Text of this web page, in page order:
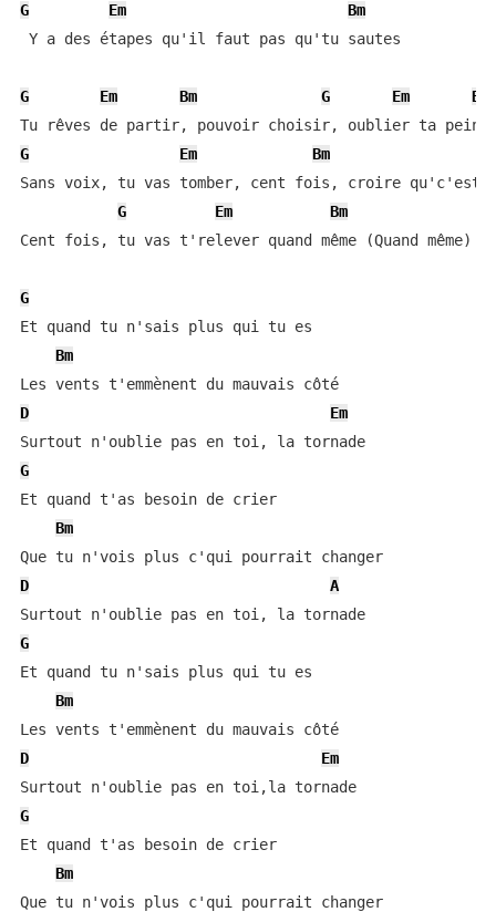
G Em
Bm
Y a des étapes qu'il faut pas qu'tu sautes
G Em Bm G Em Bm
G Em
Bm
Sans voix, tu vas tomber, cent fois, croire qu'c'est
G
Em
Bm
Cent fois, tu vas t'relever quand même (Quand même)
G
Et quand tu n'sais plus qui tu es
Bm
Les vents t'emmènent du mauvais côté
D
Em
Surtout n'oublie pas en toi, la tornade
G
Et quand t'as besoin de crier
Bm
Que tu n'vois plus c'qui pourrait changer
D
A
Surtout n'oublie pas en toi, la tornade
G
Et quand tu n'sais plus qui tu es
Bm
Les vents t'emmènent du mauvais côté
D
Em
Surtout n'oublie pas en toi,la tornade
G
Et quand t'as besoin de crier
Bm
Que tu n'vois plus c'qui pourrait changer